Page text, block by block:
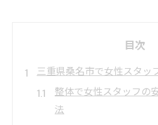
目次
三重県桑名市で女性スタッ
整体で女性スタッフの
法